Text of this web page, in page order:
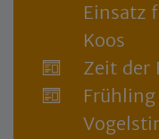
Einsatz
Koos
Zeit der
Frühling